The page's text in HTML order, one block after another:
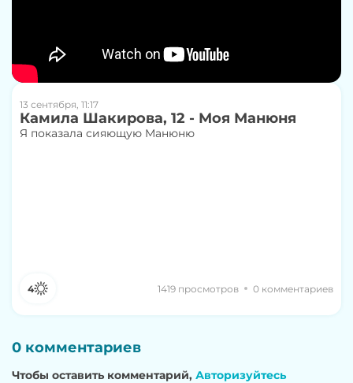
13 сентября, 11:17
Камила Шакирова, 12 - Моя Манюня
Я показала сияющую Манюню
4 1419 просмотров 0 комментариев
0 комментариев
Чтобы оставить комментарий, Авторизуйтесь